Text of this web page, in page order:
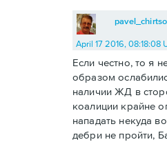
April 17 2016, 08:18:08
Если честно, то я
образом
наличии ЖД в
коалиции крайне
нападать некуда
дебри не пройти,